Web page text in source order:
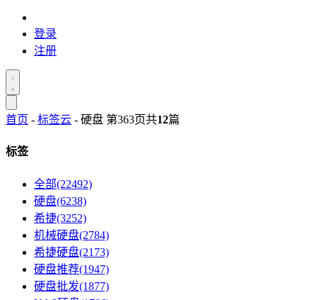
登录
注册
首页 - 标签云 - 硬盘 第363页共12篇
标签
全部(22492)
硬盘(6238)
希捷(3252)
机械硬盘(2784)
希捷硬盘(2173)
硬盘推荐(1947)
硬盘批发(1877)